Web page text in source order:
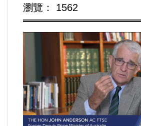
產業/經濟
農業/技術/肥飼料/農藥/產銷
食品/衛生/醫療/照護
運動/體育/休閒/育樂
瀏覽： 1562